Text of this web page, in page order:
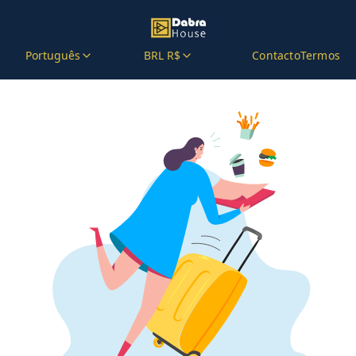
Português BRL R$ ContactoTermos